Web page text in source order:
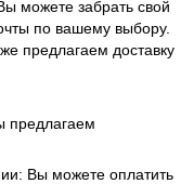
можете забрать свой
по вашему выбору.
предлагаем доставку
предлагаем
Вы можете оплатить